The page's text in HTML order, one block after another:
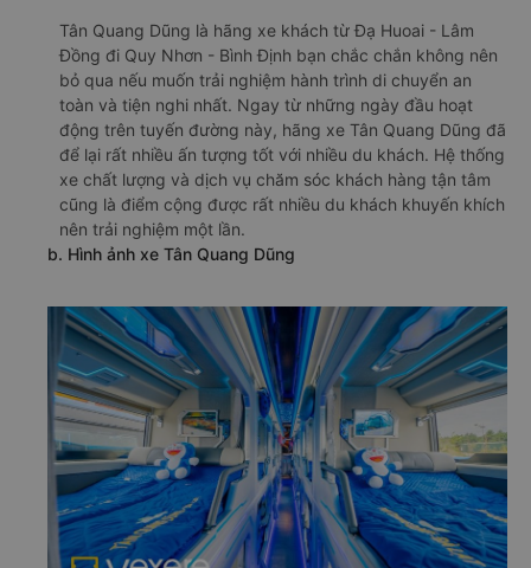
Tân Quang Dũng là hãng xe khách từ Đạ Huoai - Lâm
Đồng đi Quy Nhơn - Bình Định bạn chắc chắn không nên
bỏ qua nếu muốn trải nghiệm hành trình di chuyển an
toàn và tiện nghi nhất. Ngay từ những ngày đầu hoạt
động trên tuyến đường này, hãng xe Tân Quang Dũng đã
để lại rất nhiều ấn tượng tốt với nhiều du khách. Hệ thống
xe chất lượng và dịch vụ chăm sóc khách hàng tận tâm
cũng là điểm cộng được rất nhiều du khách khuyến khích
nên trải nghiệm một lần.
b. Hình ảnh xe Tân Quang Dũng